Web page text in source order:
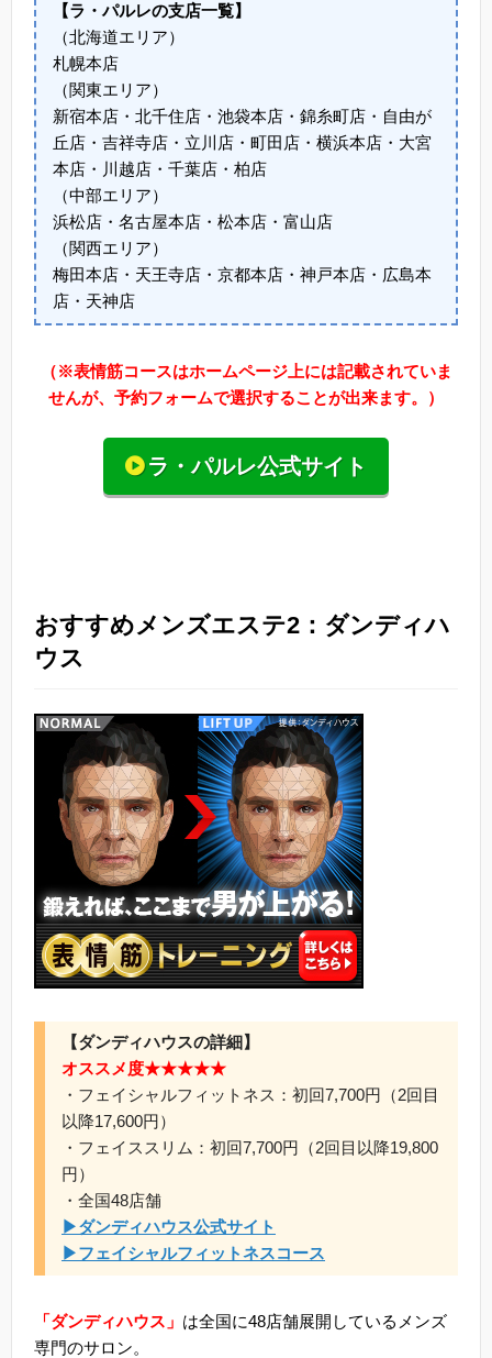
【ラ・パルレの支店一覧】
（北海道エリア）
札幌本店
（関東エリア）
新宿本店・北千住店・池袋本店・錦糸町店・自由が
丘店・吉祥寺店・立川店・町田店・横浜本店・大宮
本店・川越店・千葉店・柏店
（中部エリア）
浜松店・名古屋本店・松本店・富山店
（関西エリア）
梅田本店・天王寺店・京都本店・神戸本店・広島本
店・天神店
（※表情筋コースはホームページ上には記載されていま
せんが、予約フォームで選択することが出来ます。）
ラ・パルレ公式サイト
おすすめメンズエステ2：ダンディハ
ウス
【ダンディハウスの詳細】
オススメ度★★★★★
・フェイシャルフィットネス：初回7,700円（2回目
以降17,600円）
・フェイススリム：初回7,700円（2回目以降19,800
円）
・全国48店舗
▶ダンディハウス公式サイト
▶フェイシャルフィットネスコース
「ダンディハウス」 は全国に48店舗展開しているメンズ
専門のサロン。